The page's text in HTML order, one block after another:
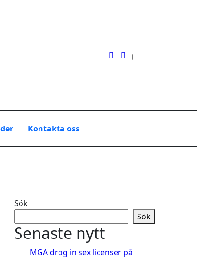
Kontakta oss
Sök
Sök
Senaste nytt
MGA drog in sex licenser på